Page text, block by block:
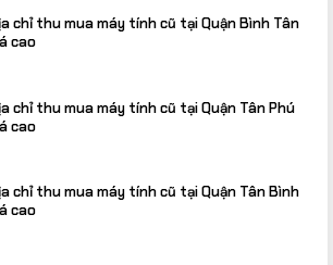
chỉ thu mua máy tính cũ tại Quận Bình Tân
cao
chỉ thu mua máy tính cũ tại Quận Tân Phú
cao
chỉ thu mua máy tính cũ tại Quận Tân Bình
cao